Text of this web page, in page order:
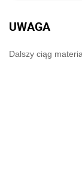
UWAGA
Dalszy ciąg